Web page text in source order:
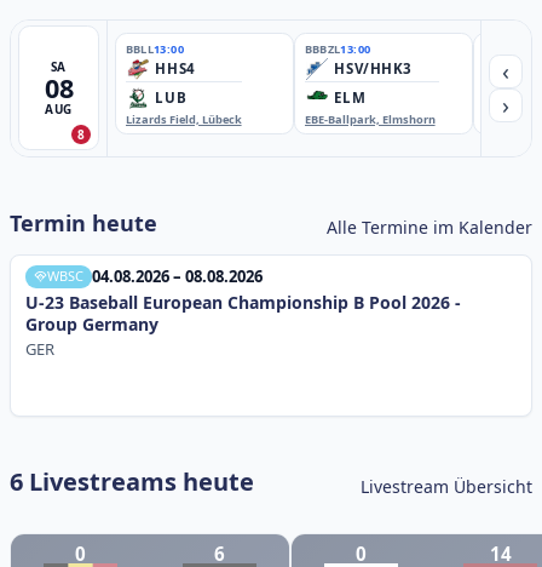
SA
08
AUG
8
BBLL13:00
HHS4
LUB
Lizards Field, Lübeck
BBBZL13:00
HSV/HHK3
ELM
EBE-Ballpark, Elmshorn
‹
›
Termin heute Alle Termine im Kalender
WBSC 04.08.2026 – 08.08.2026
U-23 Baseball European Championship B Pool 2026 -
Group Germany
GER
6 Livestreams heute Livestream Übersicht
0 6 0 14